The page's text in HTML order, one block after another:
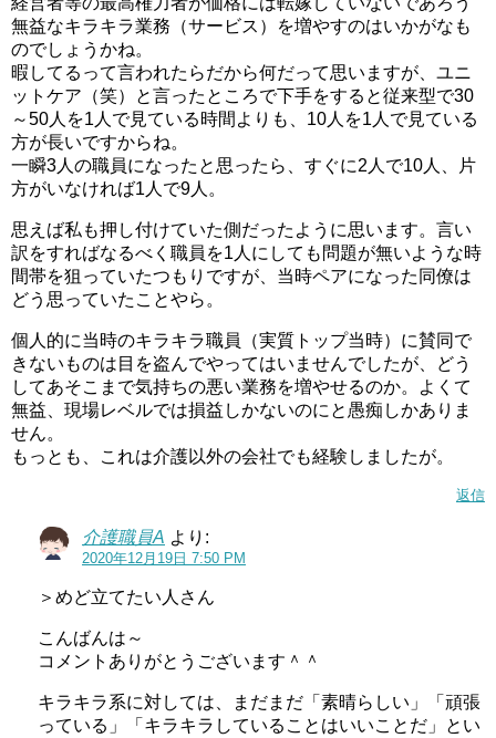
無益なキラキラ業務（サービス）を増やすのはいかがなも
のでしょうかね。
暇してるって言われたらだから何だって思いますが、ユニ
ットケア（笑）と言ったところで下手をすると従来型で30
～50人を1人で見ている時間よりも、10人を1人で見ている
方が長いですからね。
一瞬3人の職員になったと思ったら、すぐに2人で10人、片
方がいなければ1人で9人。
思えば私も押し付けていた側だったように思います。言い
訳をすればなるべく職員を1人にしても問題が無いような時
間帯を狙っていたつもりですが、当時ペアになった同僚は
どう思っていたことやら。
個人的に当時のキラキラ職員（実質トップ当時）に賛同で
きないものは目を盗んでやってはいませんでしたが、どう
してあそこまで気持ちの悪い業務を増やせるのか。よくて
無益、現場レベルでは損益しかないのにと愚痴しかありま
せん。
もっとも、これは介護以外の会社でも経験しましたが。
返信
介護職員A より:
2020年12月19日 7:50 PM
＞めど立てたい人さん
こんばんは～
コメントありがとうございます＾＾
キラキラ系に対しては、まだまだ「素晴らしい」「頑張
っている」「キラキラしていることはいいことだ」とい